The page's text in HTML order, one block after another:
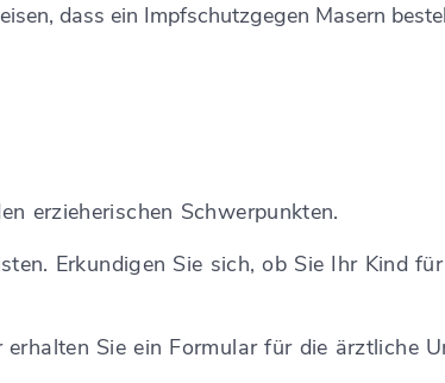
dass ein Impfschutzgegen Masern
erzieherischen Schwerpunkten.
Erkundigen Sie sich, ob Sie Ihr Kind
Sie ein Formular für die ärztliche